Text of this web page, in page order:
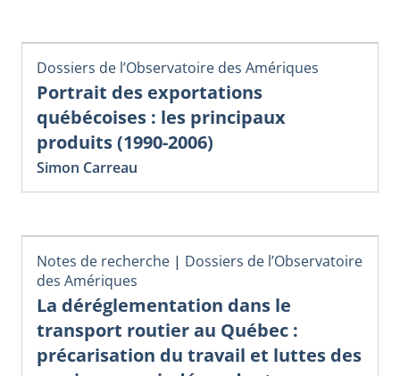
Dossiers de l’Observatoire des Amériques
Portrait des exportations
québécoises : les principaux
produits (1990-2006)
Simon Carreau
Notes de recherche | Dossiers de l’Observatoire
des Amériques
La déréglementation dans le
transport routier au Québec :
précarisation du travail et luttes des